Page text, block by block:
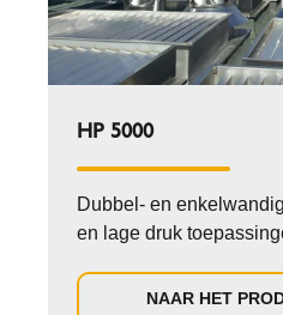
HP 5000
Dubbel- en
en lage druk
NAAR HET